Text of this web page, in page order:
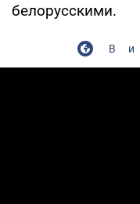
белорусскими.